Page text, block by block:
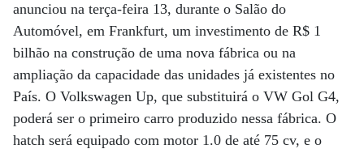
anunciou na terça-feira 13, durante o Salão do
Automóvel, em Frankfurt, um investimento de R$ 1
bilhão na construção de uma nova fábrica ou na
ampliação da capacidade das unidades já existentes no
País. O Volkswagen Up, que substituirá o VW Gol G4,
poderá ser o primeiro carro produzido nessa fábrica. O
hatch será equipado com motor 1.0 de até 75 cv, e o